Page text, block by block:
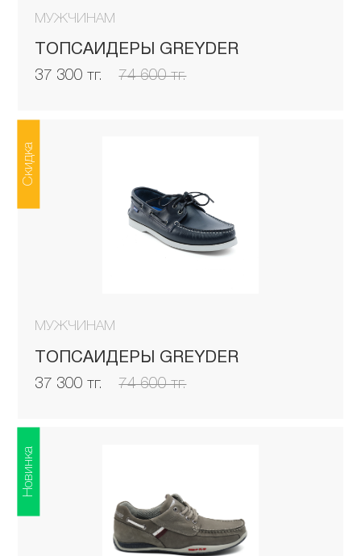
МУЖЧИНАМ
ТОПСАЙДЕРЫ GREYDER
37 300 тг. 74 600 тг.
МУЖЧИНАМ
ТОПСАЙДЕРЫ GREYDER
37 300 тг. 74 600 тг.
Скидка
Новинка